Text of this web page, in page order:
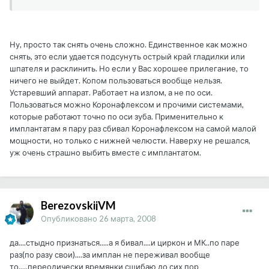
Ну, просто так снять очень сложно. Единственное как можно
снять, это если удается подсунуть острый край гладилки или
шпателя и расклинить. Но если у Вас хорошее прилегание, то
ничего не выйдет. Копом пользоваться вообще нельзя.
Устаревший аппарат. Работает на излом, а не по оси.
Пользоваться можно Коронафлексом и прочими системами,
которые работают точно по оси зуба. Применительно к
имплантатам я пару раз сбивал Коронафлексом на самой малой
мощности, но только с нижней челюсти. Наверху не решался,
уж очень страшно выбить вместе с имплантатом.
BerezovskijVM
Опубликовано 26 марта, 2008
да....стыдно признаться.....а я бивал....и циркон и МК..по паре
раз(по разу свои)....за имплан не переживал вообще
то.....переодически времянки сшибаю до сих пор